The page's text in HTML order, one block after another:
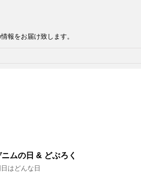
報をお届け致します。
ムの日 & どぶろく
はどんな日